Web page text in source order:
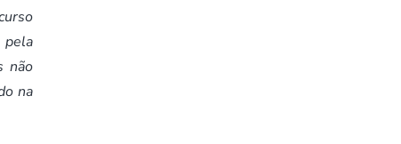
pela
não
na